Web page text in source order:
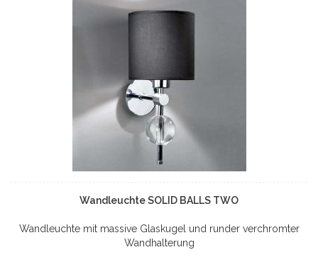
Wandleuchte SOLID BALLS TWO
Wandleuchte mit massive Glaskugel und runder verchromter
Wandhalterung